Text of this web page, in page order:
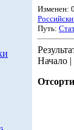
Изменен:
Путь:
Начало